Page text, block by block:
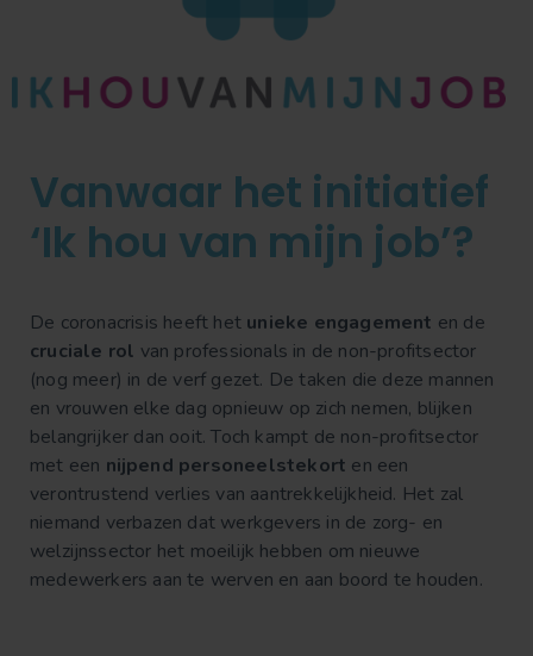
Vanwaar het initiatief
‘Ik hou van mijn job’?
De coronacrisis heeft het unieke engagement en de
cruciale rol van professionals in de non-profitsector
(nog meer) in de verf gezet. De taken die deze mannen
en vrouwen elke dag opnieuw op zich nemen, blijken
belangrijker dan ooit. Toch kampt de non-profitsector
met een nijpend personeelstekort en een
verontrustend verlies van aantrekkelijkheid. Het zal
niemand verbazen dat werkgevers in de zorg- en
welzijnssector het moeilijk hebben om nieuwe
medewerkers aan te werven en aan boord te houden.